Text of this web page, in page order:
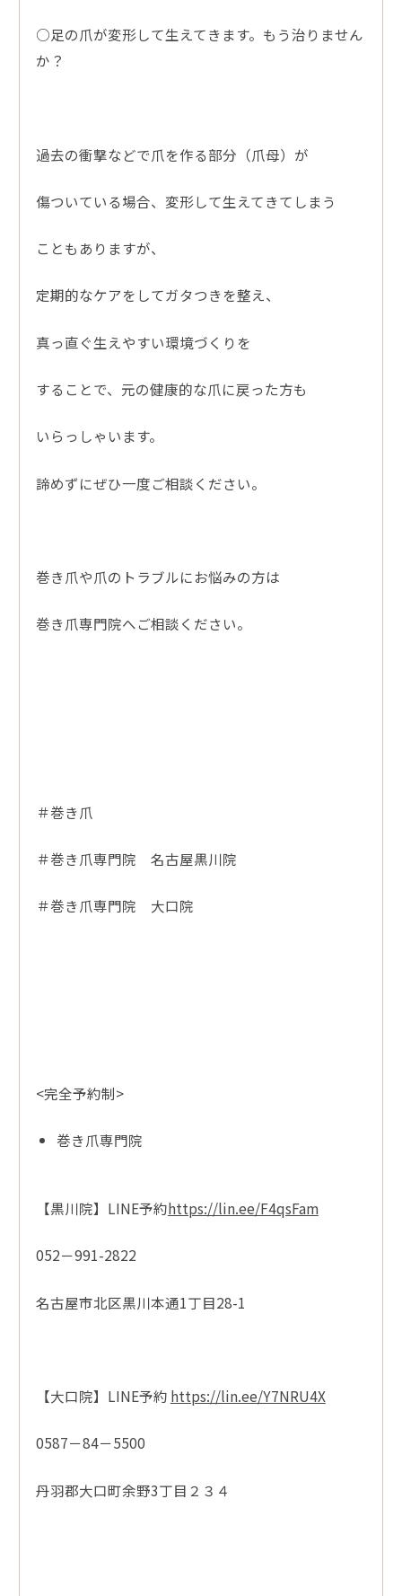
○足の爪が変形して生えてきます。もう治りません
か？
過去の衝撃などで爪を作る部分（爪母）が
傷ついている場合、変形して生えてきてしまう
こともありますが、
定期的なケアをしてガタつきを整え、
真っ直ぐ生えやすい環境づくりを
することで、元の健康的な爪に戻った方も
いらっしゃいます。
諦めずにぜひ一度ご相談ください。
巻き爪や爪のトラブルにお悩みの方は
巻き爪専門院へご相談ください。
＃巻き爪
＃巻き爪専門院 名古屋黒川院
＃巻き爪専門院 大口院
<完全予約制>
巻き爪専門院
【黒川院】LINE予約https://lin.ee/F4qsFam
052－991-2822
名古屋市北区黒川本通1丁目28-1
【大口院】LINE予約 https://lin.ee/Y7NRU4X
0587－84－5500
丹羽郡大口町余野3丁目２３４